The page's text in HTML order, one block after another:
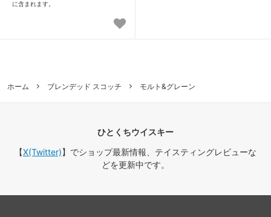
に含まれます。
ホーム ブレンデッド スコッチ モルト&グレーン
ひとくちウイスキー
【X(Twitter)】でショップ最新情報、テイスティングレビューな
どを更新中です。